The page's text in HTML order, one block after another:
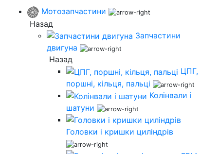
Мотозапчастини
Назад
Запчастини
двигуна
Назад
ЦПГ,
поршні, кільця, пальці
Колінвали і
шатуни
Головки і кришки циліндрів